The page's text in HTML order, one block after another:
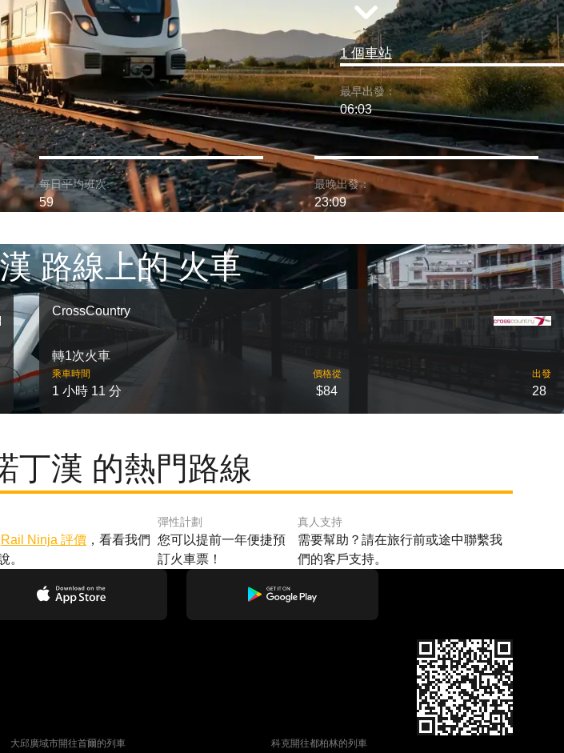
1 個車站
最早出發：
06:03
每日平均班次:
59
最晚出發：
23:09
路線上的 火車
CrossCountry
轉1次火車
乘車時間
1 小時 11 分
價格從
$84
出發
28
丁漢 的熱門路線
Rail Ninja 評價，看看我們
。
彈性計劃
您可以提前一年便捷預
訂火車票！
真人支持
需要幫助？請在旅行前或途中聯繫我
們的客戶支持。
大邱廣域市開往首爾的列車 科克開往都柏林的列車